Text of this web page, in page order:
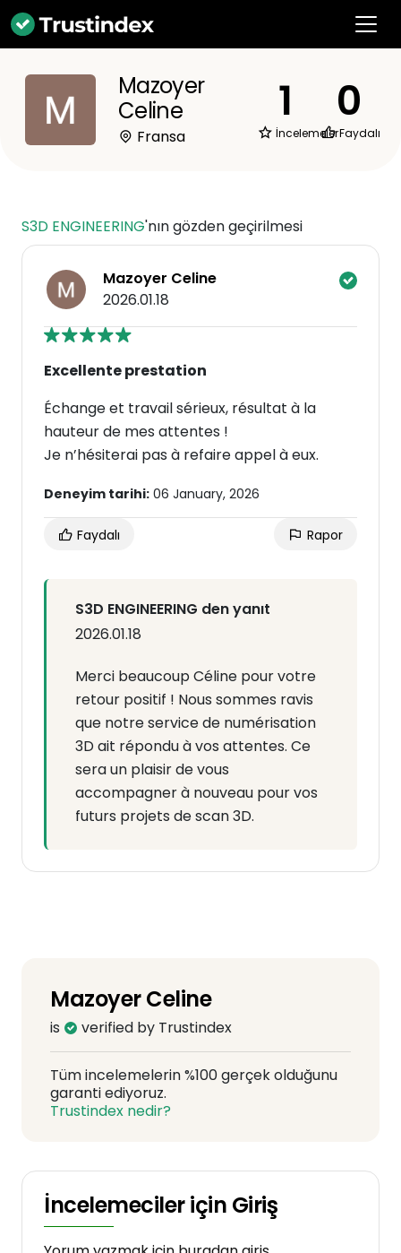
Mazoyer
Celine
Fransa
1
İncelemeler
0
Faydalı
S3D ENGINEERING'nın gözden geçirilmesi
Mazoyer Celine
2026.01.18
Excellente prestation
Échange et travail sérieux, résultat à la
hauteur de mes attentes !
Je n’hésiterai pas à refaire appel à eux.
Deneyim tarihi: 06 January, 2026
Faydalı Rapor
S3D ENGINEERING den yanıt
2026.01.18
Merci beaucoup Céline pour votre
retour positif ! Nous sommes ravis
que notre service de numérisation
3D ait répondu à vos attentes. Ce
sera un plaisir de vous
accompagner à nouveau pour vos
futurs projets de scan 3D.
Mazoyer Celine
is verified by Trustindex
Tüm incelemelerin %100 gerçek olduğunu
garanti ediyoruz.
Trustindex nedir?
İncelemeciler için Giriş